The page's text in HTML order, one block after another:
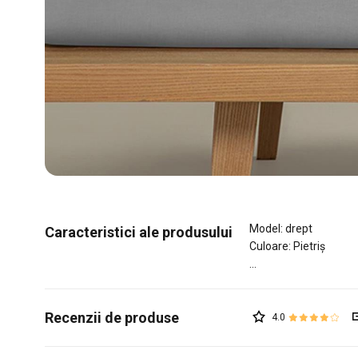
Caracteristici ale produsului
Model: drept
Culoare: Pietriș
4.0